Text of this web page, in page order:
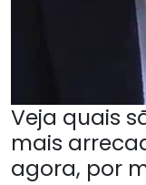
Veja quais
mais
agora, por